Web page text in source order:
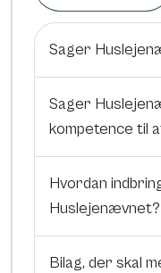
Sager
Sager
kompetence til
Hvordan
Huslejenævnet?
Bilag, der skal